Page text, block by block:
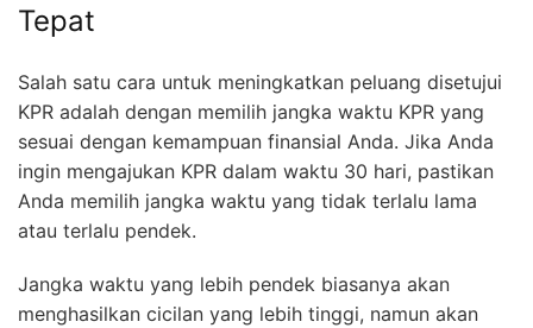
Tepat
Salah satu cara untuk meningkatkan peluang disetujui
KPR adalah dengan memilih jangka waktu KPR yang
sesuai dengan kemampuan finansial Anda. Jika Anda
ingin mengajukan KPR dalam waktu 30 hari, pastikan
Anda memilih jangka waktu yang tidak terlalu lama
atau terlalu pendek.
Jangka waktu yang lebih pendek biasanya akan
menghasilkan cicilan yang lebih tinggi, namun akan